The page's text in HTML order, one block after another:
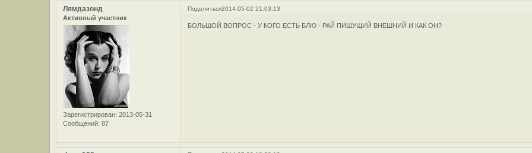
Поделиться2014-05-02 21:03:13
Лямдазонд
Активный участник
Зарегистрирован: 2013-05-31
Сообщений: 87
БОЛЬШОЙ ВОПРОС - У КОГО ЕСТЬ БЛЮ - РАЙ ПИШУЩИЙ ВНЕШНИЙ И КАК ОН?